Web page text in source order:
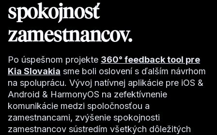
spokojnosť
zamestnancov.
Po úspešnom projekte 360° feedback tool pre
Kia Slovakia sme boli oslovení s ďalším návrhom
na spoluprácu. Vývoj natívnej aplikácie pre iOS &
Android & HarmonyOS na zefektívnenie
komunikácie medzi spoločnosťou a
zamestnancami, zvýšenie spokojnosti
zamestnancov sústredím všetkých dôležitých